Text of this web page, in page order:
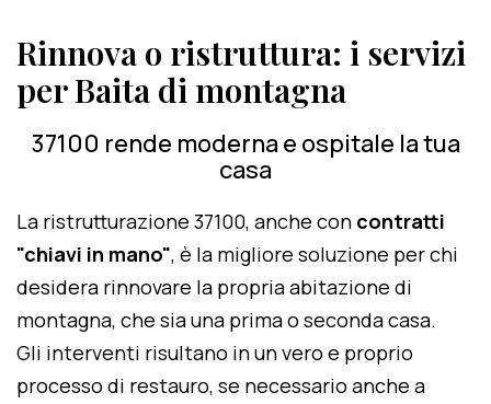
Rinnova o ristruttura: i servizi
per Baita di montagna
37100 rende moderna e ospitale la tua
casa
La ristrutturazione 37100, anche con contratti
"chiavi in mano", è la migliore soluzione per chi
desidera rinnovare la propria abitazione di
montagna, che sia una prima o seconda casa.
Gli interventi risultano in un vero e proprio
processo di restauro, se necessario anche a